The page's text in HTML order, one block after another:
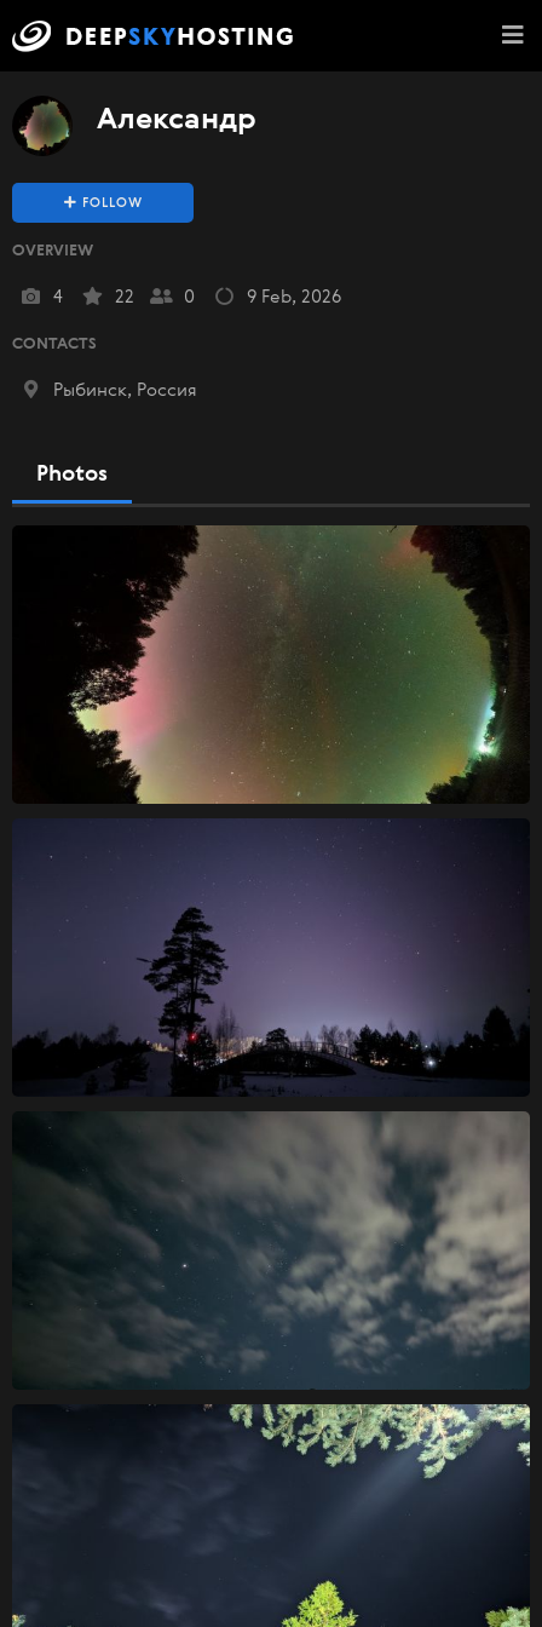
Александр
FOLLOW
OVERVIEW
4 22 0 9 Feb, 2026
CONTACTS
Рыбинск, Россия
Photos